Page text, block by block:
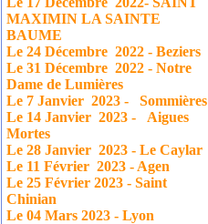
MAXIMIN LA SAINTE
BAUME
Le 24Décembre 2022 - Beziers
Le 31Décembre 2022 - Notre
Dame de Lumières
Le 7 Janvier 2023 - Sommières
Le 14 Janvier 2023 - Aigues
Mortes
Le 28 Janvier 2023 - Le Caylar
Le 11 Février 2023 - Agen
Le 25 Février 2023 - Saint
Chinian
Le 04 Mars 2023 - Lyon